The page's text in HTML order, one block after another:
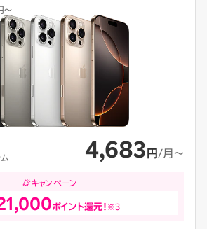
〜
4,683 円 /月〜
キャンペーン
ポイント還元！※3